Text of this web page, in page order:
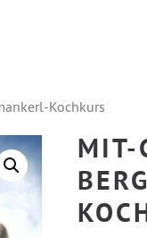
Kochkurs
MIT-